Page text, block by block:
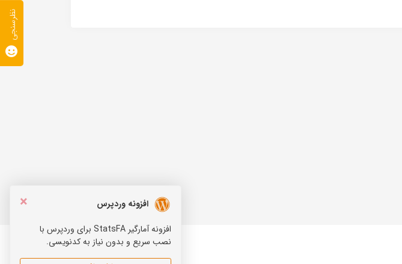
×
افزونه وردپرس
افزونه آمارگیر StatsFA برای وردپرس با
نصب سریع و بدون نیاز به کدنویسی.
نظرسنجی